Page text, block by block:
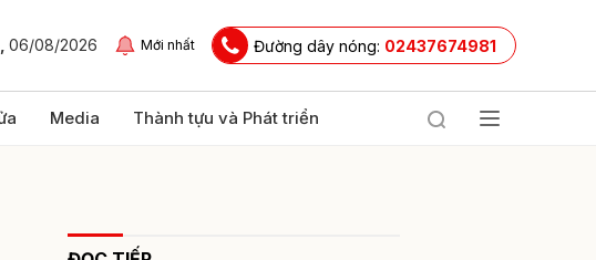
06/08/2026 Mới nhất Đường dây nóng: 02437674981
Media Thành tựu và Phát triển